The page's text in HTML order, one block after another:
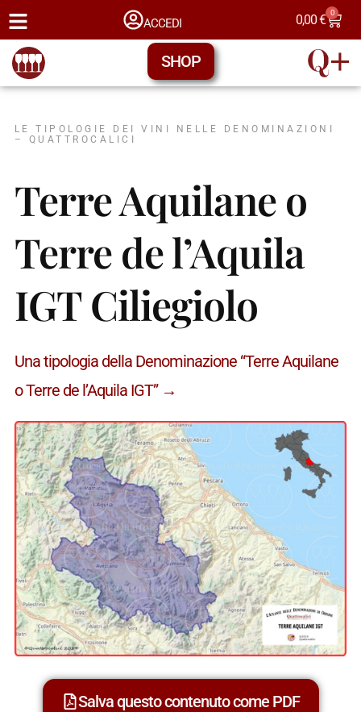
ACCEDI 0,00€ 0
SHOP
LE TIPOLOGIE DEI VINI NELLE DENOMINAZIONI
– QUATTROCALICI
Terre Aquilane o
Terre de l’Aquila
IGT Ciliegiolo
Una tipologia della Denominazione “Terre Aquilane
o Terre de l’Aquila IGT” →
Salva questo contenuto come PDF